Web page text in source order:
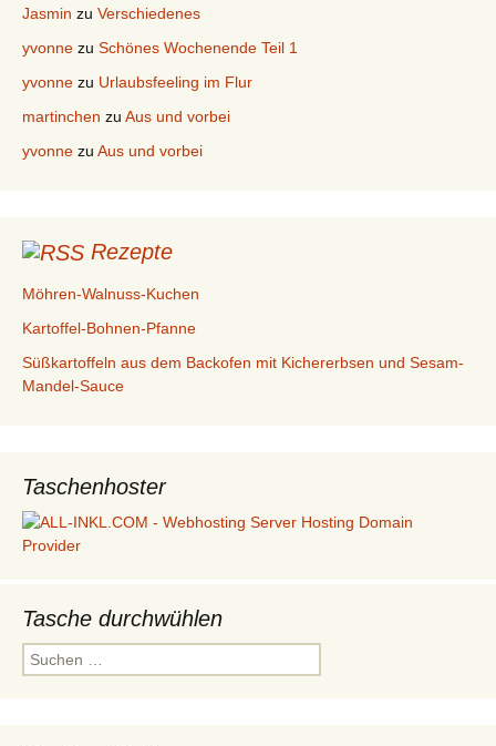
Jasmin zu Verschiedenes
yvonne zu Schönes Wochenende Teil 1
yvonne zu Urlaubsfeeling im Flur
martinchen zu Aus und vorbei
yvonne zu Aus und vorbei
Rezepte
Möhren-Walnuss-Kuchen
Kartoffel-Bohnen-Pfanne
Süßkartoffeln aus dem Backofen mit Kichererbsen und Sesam-
Mandel-Sauce
Taschenhoster
Tasche durchwühlen
Suchen
nach: